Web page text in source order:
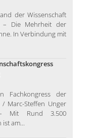
der Wissenschaft
– Die Mehrheit der
In Verbindung mit
Fachkongress der
Marc-Steffen Unger
Mit Rund 3.500
am...